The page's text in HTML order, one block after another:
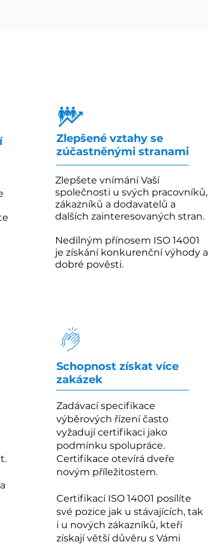
Zlepšené vztahy se
zúčastněnými stranami
Zlepšete vnímání Vaší
společnosti u svých pracovníků,
zákazníků a dodavatelů a
dalších zainteresovaných stran.
Nedílným přínosem ISO 14001
je získání konkurenční výhody a
dobré pověsti.
Schopnost získat více
zakázek
Zadávací specifikace
výběrových řízení často
vyžadují certifikaci jako
podmínku spolupráce.
Certifikace otevírá dveře
novým příležitostem.
Certifikací ISO 14001 posílíte
své pozice jak u stávajících, tak
i u nových zákazníků, kteří
získají větší důvěru s Vámi